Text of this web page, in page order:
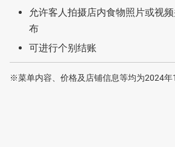
允许客人拍摄店内食物照片或视
布
可进行个别结账
※菜单内容、价格及店铺信息等均为2024年